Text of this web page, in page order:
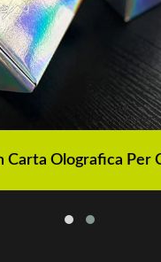
Carta Olografica Per